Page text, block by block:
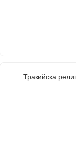
Тракийска